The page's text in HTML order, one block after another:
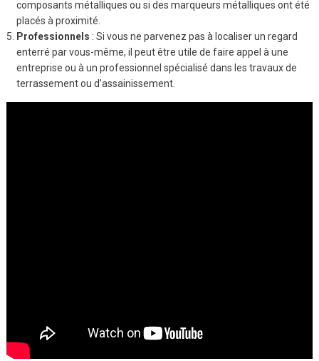
composants métalliques ou si des marqueurs métalliques ont été
placés à proximité.
Professionnels : Si vous ne parvenez pas à localiser un regard
enterré par vous-même, il peut être utile de faire appel à une
entreprise ou à un professionnel spécialisé dans les travaux de
terrassement ou d’assainissement.